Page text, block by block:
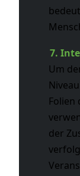
7.
Um
Folien
der